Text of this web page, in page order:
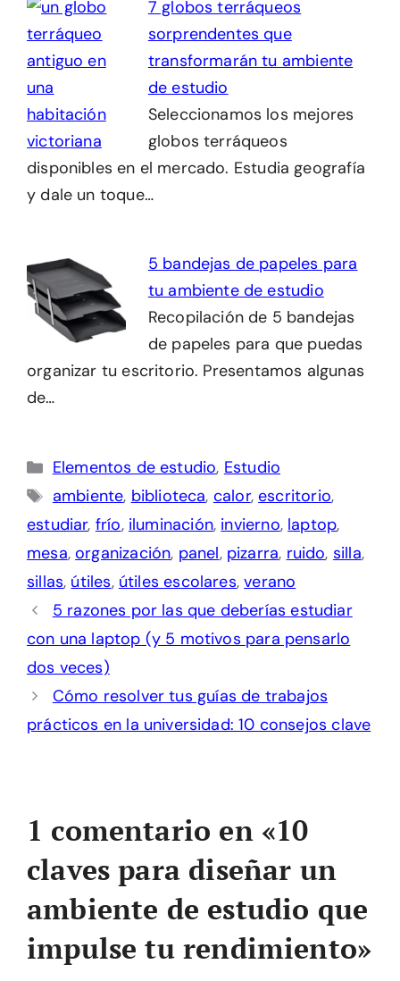
7 globos terráqueos
sorprendentes que
transformarán tu ambiente
de estudio
Seleccionamos los mejores
globos terráqueos
disponibles en el mercado. Estudia geografía
y dale un toque…
5 bandejas de papeles para
tu ambiente de estudio
Recopilación de 5 bandejas
de papeles para que puedas
organizar tu escritorio. Presentamos algunas
de…
Categorías
Elementos de estudio, Estudio
Etiquetas
ambiente, biblioteca, calor,escritorio,
estudiar, frío, iluminación, invierno, laptop,
mesa,organización, panel, pizarra, ruido, silla,
sillas, útiles, útiles escolares,verano
5 razones por las que deberías estudiar
con una laptop (y 5 motivos para pensarlo
dos veces)
Cómo resolver tus guías de trabajos
prácticos en la universidad: 10 consejos clave
1 comentario en «10
claves para diseñar un
ambiente de estudio que
impulse tu rendimiento»